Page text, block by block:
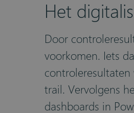
Het
Door
voorkomen. Iets
trail. Vervolgens
dashboards in